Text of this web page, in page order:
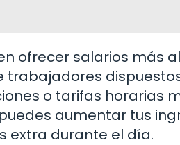
ofrecer salarios más
o tarifas horarias
aumentar tus
extra durante el día.